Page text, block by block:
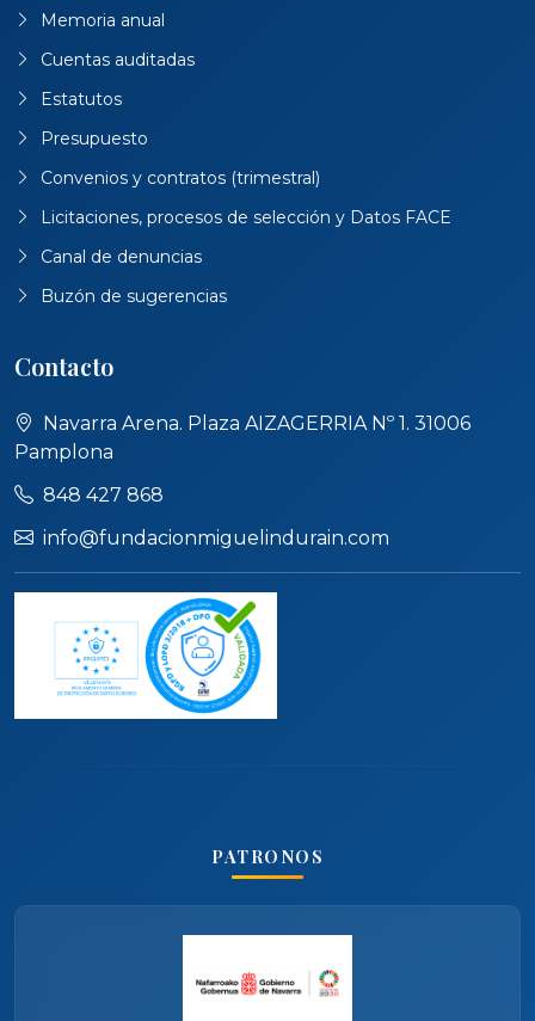
Memoria anual
Cuentas auditadas
Estatutos
Presupuesto
Convenios y contratos (trimestral)
Licitaciones, procesos de selección y Datos FACE
Canal de denuncias
Buzón de sugerencias
Contacto
Navarra Arena. Plaza AIZAGERRIA Nº 1. 31006
Pamplona
848 427 868
info@fundacionmiguelindurain.com
PATRONOS